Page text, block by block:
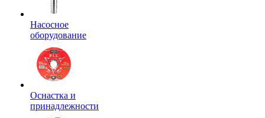
Насосное
оборудование
Оснастка и
принадлежности